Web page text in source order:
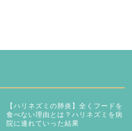
【ハリネズミの肺炎】全くフードを
食べない理由とは？ハリネズミを病
院に連れていった結果